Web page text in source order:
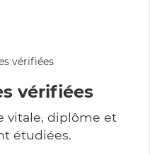
vérifiées
vitale, diplôme et
étudiées.